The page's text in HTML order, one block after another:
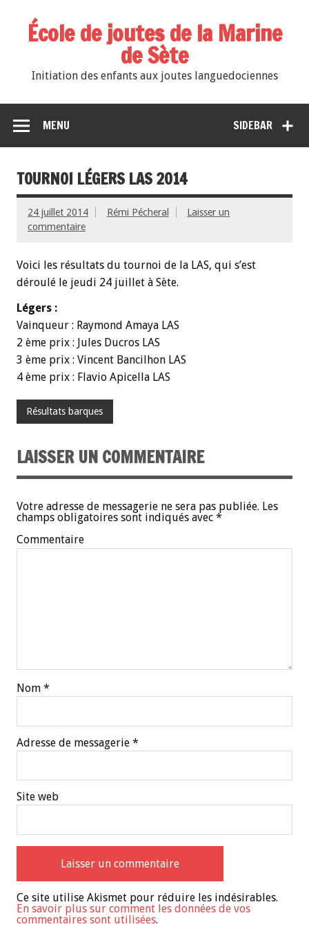
École de joutes de la Marine
de Sète
Initiation des enfants aux joutes languedociennes
SIDEBAR
MENU
TOURNOI LÉGERS LAS 2014
24 juillet 2014 Rémi Pécheral
Laisser un
commentaire
Voici les résultats du tournoi de la LAS, qui s’est
déroulé le jeudi 24 juillet à Sète.
Légers :
Vainqueur : Raymond Amaya LAS
2 ème prix : Jules Ducros LAS
3 ème prix : Vincent Bancilhon LAS
4 ème prix : Flavio Apicella LAS
Résultats barques
LAISSER UN COMMENTAIRE
Votre adresse de messagerie ne sera pas publiée. Les
champs obligatoires sont indiqués avec *
Commentaire
Nom *
Adresse de messagerie *
Site web
Ce site utilise Akismet pour réduire les indésirables.
En savoir plus sur comment les données de vos
commentaires sont utilisées.